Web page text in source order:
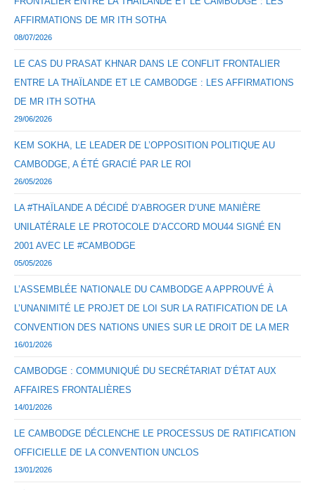
AFFIRMATIONS DE MR ITH SOTHA
08/07/2026
LE CAS DU PRASAT KHNAR DANS LE CONFLIT FRONTALIER
ENTRE LA THAÏLANDE ET LE CAMBODGE : LES AFFIRMATIONS
DE MR ITH SOTHA
29/06/2026
KEM SOKHA, LE LEADER DE L’OPPOSITION POLITIQUE AU
CAMBODGE, A ÉTÉ GRACIÉ PAR LE ROI
26/05/2026
LA #THAÏLANDE A DÉCIDÉ D’ABROGER D’UNE MANIÈRE
UNILATÉRALE LE PROTOCOLE D’ACCORD MOU44 SIGNÉ EN
2001 AVEC LE #CAMBODGE
05/05/2026
L’ASSEMBLÉE NATIONALE DU CAMBODGE A APPROUVÉ À
L’UNANIMITÉ LE PROJET DE LOI SUR LA RATIFICATION DE LA
CONVENTION DES NATIONS UNIES SUR LE DROIT DE LA MER
16/01/2026
CAMBODGE : COMMUNIQUÉ DU SECRÉTARIAT D’ÉTAT AUX
AFFAIRES FRONTALIÈRES
14/01/2026
LE CAMBODGE DÉCLENCHE LE PROCESSUS DE RATIFICATION
OFFICIELLE DE LA CONVENTION UNCLOS
13/01/2026